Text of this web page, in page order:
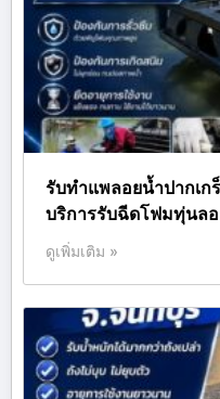
รับทำแพลอยน้ำปากเก
บริการรับฉีดโฟมทุ่นล
ดูเพิ่มเติม »